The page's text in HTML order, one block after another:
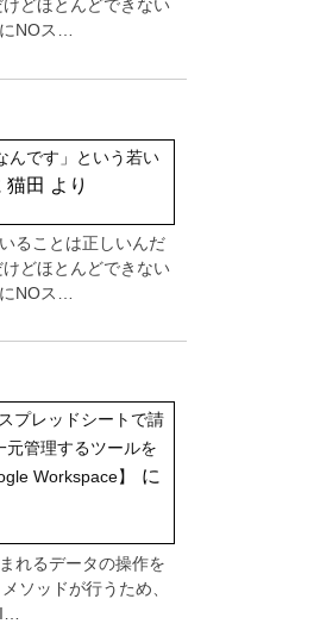
どほとんどできない
NOス…
んです」という若い
猫田 より
ることは正しいんだ
どほとんどできない
NOス…
プレッドシートで請
元管理するツールを
Workspace】
に
れるデータの操作を
メソッドが行うため、